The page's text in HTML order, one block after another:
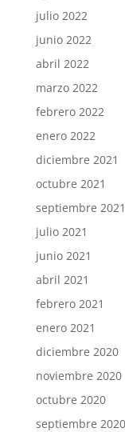
julio 2022
junio 2022
abril 2022
marzo 2022
febrero 2022
enero 2022
diciembre 2021
octubre 2021
septiembre 2021
julio 2021
junio 2021
abril 2021
febrero 2021
enero 2021
diciembre 2020
noviembre 2020
octubre 2020
septiembre 2020